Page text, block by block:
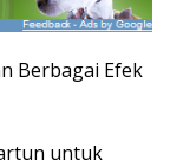
Berbagai Efek
untuk